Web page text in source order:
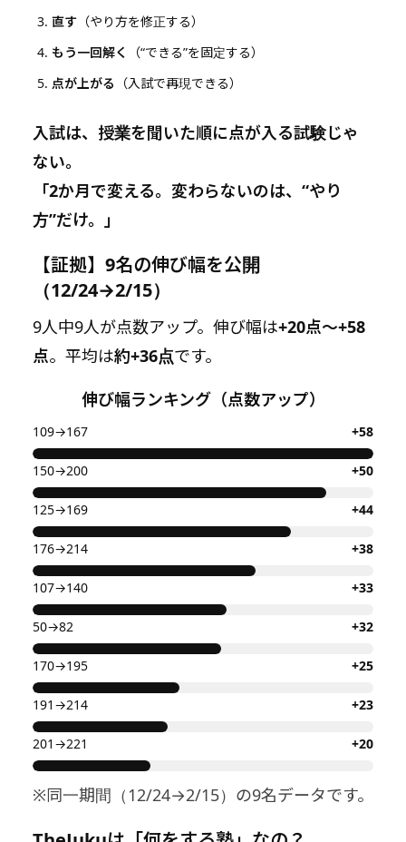
直す （やり方を修正する）
もう一回解く
（“できる”を固定する）
点が上がる
（入試で再現できる）
入試は、授業を聞いた順に点が入る試験じゃ
ない。
「2か月で変える。変わらないのは、“やり
方”だけ。」
【証拠】9名の伸び幅を公開
（12/24→2/15）
9人中9人が点数アップ。伸び幅は+20点〜+58
点。平均は約+36点です。
伸び幅ランキング（点数アップ）
109→167 +58
150→200 +50
125→169 +44
176→214 +38
107→140 +33
50→82 +32
170→195 +25
191→214 +23
201→221 +20
※同一期間（12/24→2/15）の9名データです。